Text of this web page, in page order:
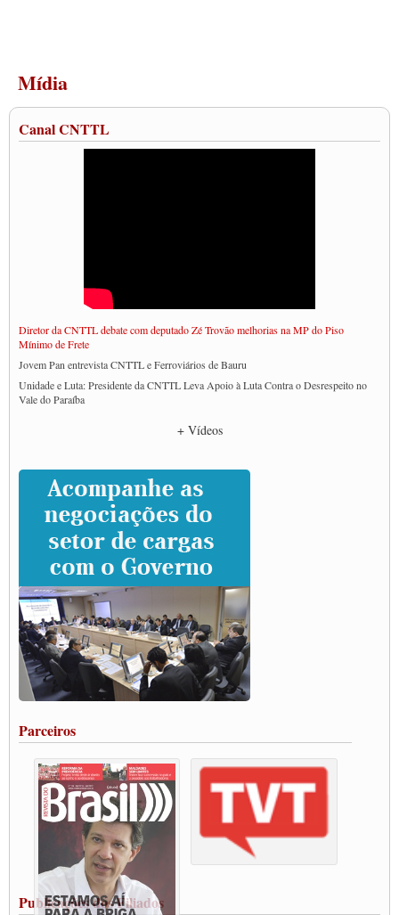
Mídia
Canal CNTTL
Diretor da CNTTL debate com deputado Zé Trovão melhorias na MP do Piso
Mínimo de Frete
Jovem Pan entrevista CNTTL e Ferroviários de Bauru
Unidade e Luta: Presidente da CNTTL Leva Apoio à Luta Contra o Desrespeito no
Vale do Paraíba
CNTTL e entidades dos caminhoneiros conversam com governo Lula sobre pautas
Caminhoneiros prometem paralisação e cobram diálogo com Lula
CNTTL e lideranças de caminhoneiros participam de debate sobre saúde nas
rodovias
Paulinho e Litti debatem política global para transporte rodoviário de cargas na
SUTCRA no Uruguai
Grande Conquista da Categoria transporte de Cargas e Caminhoneiros Autonomos
ENCONTRO INTERNACIONAL EM APOIO A CLASSE TRABALHADORA
DO BRASIL E A ELEIÇÃO 2022
Carta às Brasileiras e aos Brasileiros em Defesa do Estado Democrático de Direito
Paulinho, presidente da CNTTL, faz balanço do 3º Congresso da CNTTL
Caminhoneiros aprovam greve a partir do 1º de novembro
Rodoviários de Feira Santana fazem Assembleia para avaliar proposta de reajuste
salarial
Vacina Já: Lockdown de 24 horas dos trabalhadores em transportes está mantido,
Condutores de Guarulhos farão greve sanitária nesta terça-feira (20)
Paralisação dos Caminhoneiros na #BR285, entrocamento que liga o Mercosul ao
Rio Grande
Caminhoneiros bloqueiam duas faixas na Castello Branco e fazem protesto
Modal-Live #13 Aumento da Violência Contra Mulher e o Adoecimento da Classe
Trabalhadora em Tempos de Pandemia
MODAL-LIVE#12 POLÍTICAS PÚBLICAS DE TRANSPORTE PARA A
CLASSE TRABALHADORA E ELEIÇÕES NA PANDEMIA
+ Vídeos
Parceiros
Publicações dos Filiados